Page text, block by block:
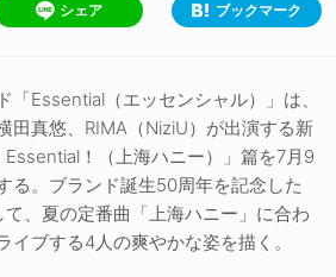
シェア ブックマーク
「Essential（エッセンシャル）」は、
田真悠、RIMA（NiziU）が出演する新
！（上海ハニー）」篇を7月9
る。ブランド誕生50周年を記念した
、夏の定番曲「上海ハニー」に合わ
イブする4人の爽やかな姿を描く。